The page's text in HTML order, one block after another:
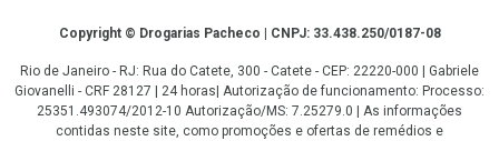
CopyrightCopyright © Drogarias Pacheco | CNPJ: 33.438.250/0187-08
Rio de Janeiro - RJ: Rua do Catete, 300 - Catete - CEP: 22220-000 | Gabriele
Giovanelli - CRF 28127 | 24 horas| Autorização de funcionamento: Processo:
25351.493074/2012-10 Autorização/MS: 7.25279.0 | As informações
contidas neste site, como promoções e ofertas de remédios e